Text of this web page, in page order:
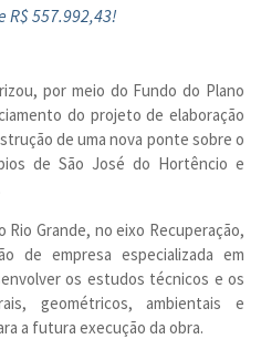
R$ 557.992,43!
por meio do Fundo do Plano
do projeto de elaboração
de uma nova ponte sobre o
de São José do Hortêncio e
Rio Grande, no eixo Recuperação,
de empresa especializada em
os estudos técnicos e os
geométricos, ambientais e
a futura execução da obra.